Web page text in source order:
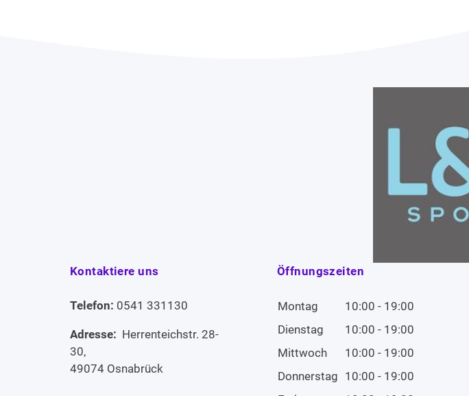
Kontaktiere uns
Telefon: 0541 331130
Adresse: Herrenteichstr. 28-
30,
49074 Osnabrück
Öffnungszeiten
Montag
10:00 - 19:00
Dienstag
10:00 - 19:00
Mittwoch
10:00 - 19:00
Donnerstag 10:00 - 19:00